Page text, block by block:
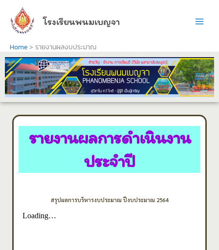
content
โรงเรียนพนมเบญจา
Home รายงานผลงบประมาณ
รายงานผลการดำเนินงาน
ประจำปี
สรุปผลการบริหารงบประมาณ ปีงบประมาณ 2564